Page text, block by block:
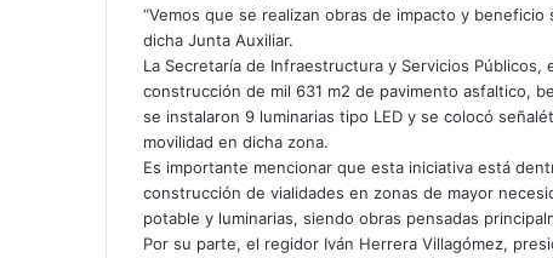
“Vemos que se realizan obras de impacto y
dicha Junta Auxiliar.
La Secretaría de Infraestructura y Servicios Públicos,
construcción de mil 631 m2 de pavimento asfaltico,
se instalaron 9 luminarias tipo LED y se colocó
movilidad en dicha zona.
Es importante mencionar que esta iniciativa está
construcción de vialidades en zonas de mayor
potable y luminarias, siendo obras pensadas
Por su parte, el regidor Iván Herrera Villagómez,